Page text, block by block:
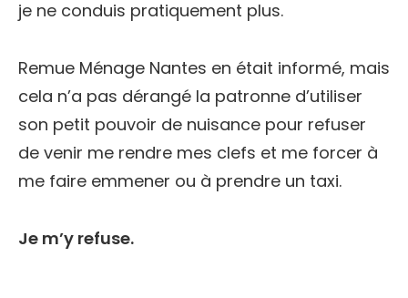
je ne conduis pratiquement plus.
Remue Ménage Nantes en était informé, mais
cela n’a pas dérangé la patronne d’utiliser
son petit pouvoir de nuisance pour refuser
de venir me rendre mes clefs et me forcer à
me faire emmener ou à prendre un taxi.
Je m’y refuse.